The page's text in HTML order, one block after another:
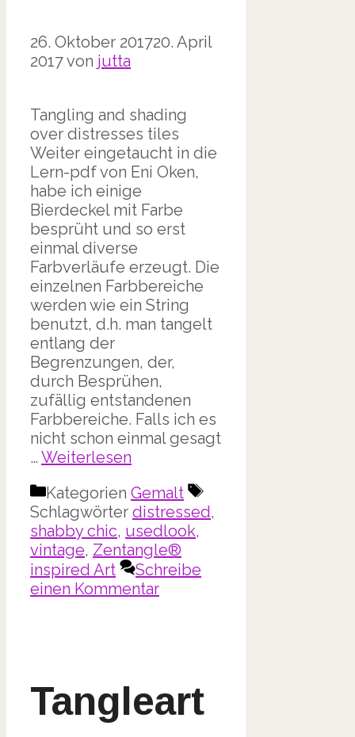
26. Oktober 201720. April
2017von jutta
Tangling and shading
over distresses tiles
Weiter eingetaucht in die
Lern-pdf von Eni Oken,
habe ich einige
Bierdeckel mit Farbe
besprüht und so erst
einmal diverse
Farbverläufe erzeugt. Die
einzelnen Farbbereiche
werden wie ein String
benutzt, d.h. man tangelt
entlang der
Begrenzungen, der,
durch Besprühen,
zufällig entstandenen
Farbbereiche. Falls ich es
nicht schon einmal gesagt
… Weiterlesen
Kategorien Gemalt
Schlagwörter distressed,
shabby chic, usedlook,
vintage, Zentangle®
inspired Art
Schreibe
einen Kommentar
Tangleart